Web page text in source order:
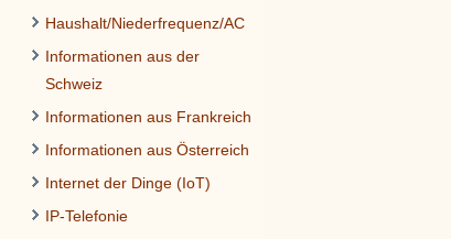
Haushalt/Niederfrequenz/AC
Informationen aus der
Schweiz
Informationen aus Frankreich
Informationen aus Österreich
Internet der Dinge (IoT)
IP-Telefonie